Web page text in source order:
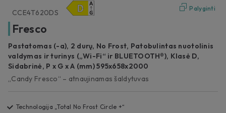
Palyginti
CCE4T620DS
Fresco
Pastatomas (-a), 2 durų, No Frost, Patobulintas nuotolinis
valdymas ir turinys („Wi-Fi“ ir BLUETOOTH®), Klasė D,
Sidabrinė, P x G x A (mm) 595x658x2000
„Candy Fresco“ – atnaujinamas šaldytuvas
Technologija „Total No Frost Circle +“